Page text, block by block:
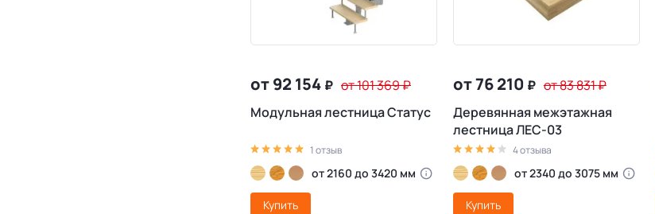
от 92 154 ₽ от 101 369₽
Модульная лестница Статус
1 отзыв
от 2160 до 3420 мм
Купить
от 76 210 ₽ от 83 831₽
Деревянная межэтажная
лестница ЛЕС-03
4 отзыва
от 2340 до 3075 мм
Купить